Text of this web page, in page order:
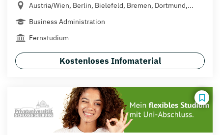
Austria/Wien, Berlin, Bielefeld, Bremen, Dortmund,...
Business Administration
Fernstudium
Kostenloses Infomaterial